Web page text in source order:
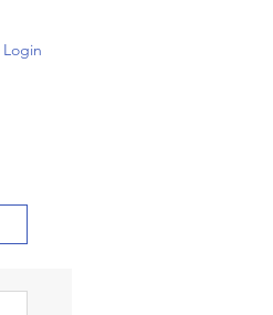
Login